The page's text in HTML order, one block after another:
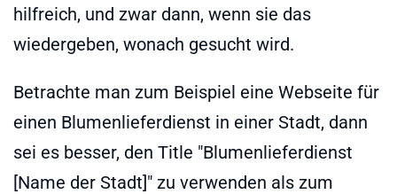
hilfreich, und zwar dann, wenn sie das
wiedergeben, wonach gesucht wird.
Betrachte man zum Beispiel eine Webseite für
einen Blumenlieferdienst in einer Stadt, dann
sei es besser, den Title "Blumenlieferdienst
[Name der Stadt]" zu verwenden als zum